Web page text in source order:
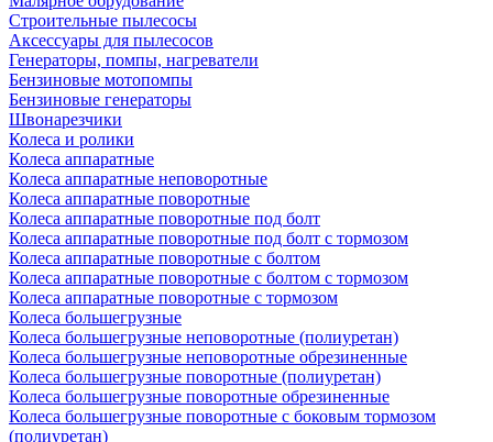
Строительные пылесосы
Аксессуары для пылесосов
Генераторы, помпы, нагреватели
Бензиновые мотопомпы
Бензиновые генераторы
Швонарезчики
Колеса и ролики
Колеса аппаратные
Колеса аппаратные неповоротные
Колеса аппаратные поворотные
Колеса аппаратные поворотные под болт
Колеса аппаратные поворотные под болт с тормозом
Колеса аппаратные поворотные с болтом
Колеса аппаратные поворотные с болтом с тормозом
Колеса аппаратные поворотные с тормозом
Колеса большегрузные
Колеса большегрузные неповоротные (полиуретан)
Колеса большегрузные неповоротные обрезиненные
Колеса большегрузные поворотные (полиуретан)
Колеса большегрузные поворотные обрезиненные
Колеса большегрузные поворотные с боковым тормозом
(полиуретан)